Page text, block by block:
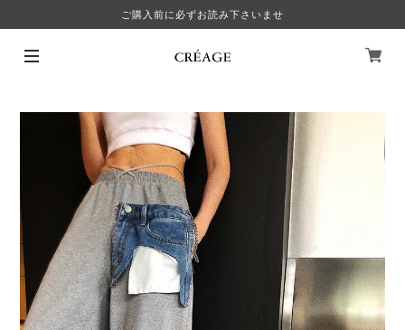
ご購入前に必ずお読み下さいませ